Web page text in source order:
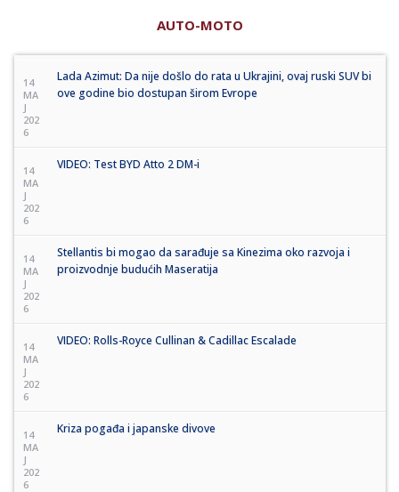
AUTO-MOTO
14
MA
J
202
6
Lada Azimut: Da nije došlo do rata u Ukrajini, ovaj ruski SUV bi
ove godine bio dostupan širom Evrope
14
MA
J
202
6
VIDEO: Test BYD Atto 2 DM-i
14
MA
J
202
6
Stellantis bi mogao da sarađuje sa Kinezima oko razvoja i
proizvodnje budućih Maseratija
14
MA
J
202
6
VIDEO: Rolls-Royce Cullinan & Cadillac Escalade
14
MA
J
202
6
Kriza pogađa i japanske divove